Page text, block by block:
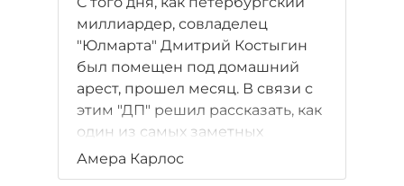
миллиардер, совладелец
"Юлмарта" Дмитрий Костыгин
был помещен под домашний
арест, прошел месяц. В связи с
этим "ДП" решил рассказать, как
один из самых заметных
петербургских
предпринимателей строил свой
Амера Карлос